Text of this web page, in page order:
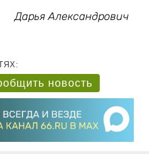
Дарья Александрович
новость